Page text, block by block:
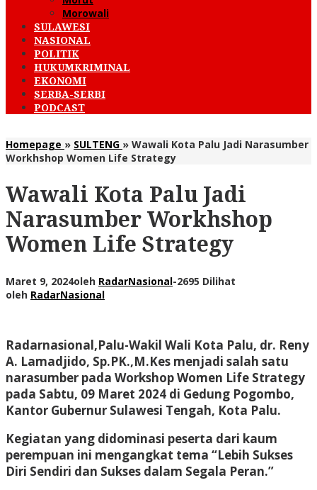
Morowali
SULAWESI
NASIONAL
POLITIK
HUKUMKRIMINAL
EKONOMI
SERBA-SERBI
PODCAST
Homepage » SULTENG » Wawali Kota Palu Jadi Narasumber
Workhshop Women Life Strategy
Wawali Kota Palu Jadi
Narasumber Workhshop
Women Life Strategy
Maret 9, 2024oleh RadarNasional-2695 Dilihat
oleh RadarNasional
Radarnasional,Palu-Wakil Wali Kota Palu, dr. Reny
A. Lamadjido, Sp.PK.,M.Kes menjadi salah satu
narasumber pada Workshop Women Life Strategy
pada Sabtu, 09 Maret 2024 di Gedung Pogombo,
Kantor Gubernur Sulawesi Tengah, Kota Palu.
Kegiatan yang didominasi peserta dari kaum
perempuan ini mengangkat tema “Lebih Sukses
Diri Sendiri dan Sukses dalam Segala Peran.”